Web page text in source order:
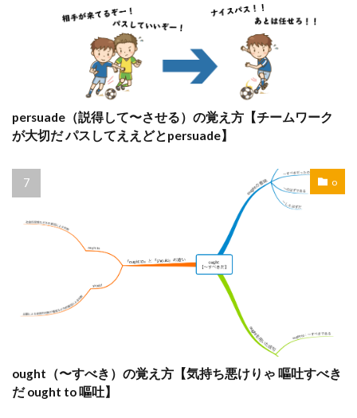
persuade（説得して〜させる）の覚え方【チームワーク
が大切だ パスしてええどとpersuade】
o
ought（〜すべき）の覚え方【気持ち悪けりゃ 嘔吐すべき
だ ought to 嘔吐】